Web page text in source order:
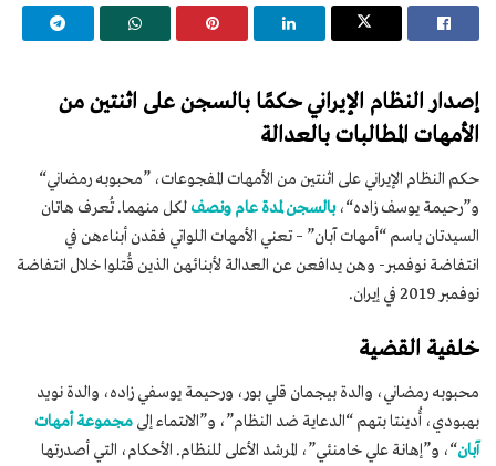
إصدار النظام الإيراني حكمًا بالسجن على اثنتين من
الأمهات المطالبات بالعدالة
حكم النظام الإيراني على اثنتين من الأمهات المفجوعات، ”محبوبه رمضاني“
و”رحيمة يوسف زاده“،بالسجن لمدة عام ونصفلكل منهما. تُعرف هاتان
السيدتان باسم “أمهات آبان” – تعني الأمهات اللواتي فقدن أبناءهن في
انتفاضة نوفمبر- وهن يدافعن عن العدالة لأبنائهن الذين قُتلوا خلال انتفاضة
نوفمبر 2019 في إيران.
خلفية القضية
محبوبه رمضاني، والدة بيجمان قلي بور، ورحيمة يوسفي زاده، والدة نويد
بهبودي، أُدينتا بتهم “الدعاية ضد النظام”، و”الانتماء إلى مجموعة أمهات
آبان“، و”إهانة علي خامنئي”، المرشد الأعلى للنظام. الأحكام، التي أصدرتها